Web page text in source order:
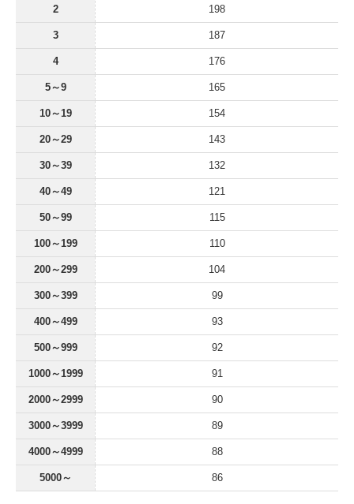
2 198
3 187
4 176
5～9 165
10～19 154
20～29 143
30～39 132
40～49 121
50～99 115
100～199 110
200～299 104
300～399 99
400～499 93
500～999 92
1000～1999 91
2000～2999 90
3000～3999 89
4000～4999 88
5000～ 86